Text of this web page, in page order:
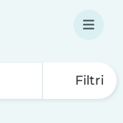
Filtri